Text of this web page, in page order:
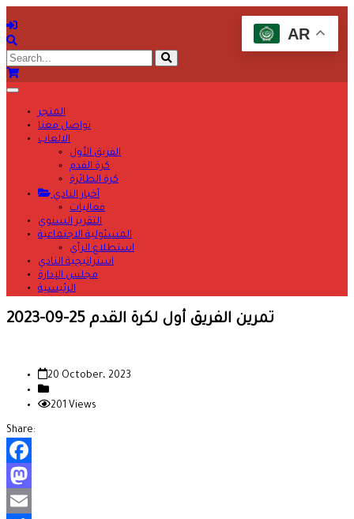
المتجر
تواصل معنا
الالعاب
الفريق الأول
كرة القدم
كرة الطائرة
أخبار النادي
فعاليات
التقرير السنوي
المسئولية الاجتماعية
استطلاع الرأي
استراتيجية النادي
مجلس الإدارة
الرئيسية
تمرين الفريق أول لكرة القدم 25-09-2023
20 October، 2023
201 Views
Share:
Facebook
Mastodon
AR